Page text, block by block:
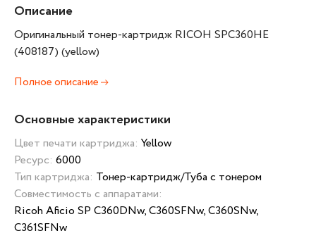
Описание
Оригинальный тонер-картридж RICOH SPC360HE
(408187) (yellow)
Полное описание
Основные характеристики
Цвет печати картриджа: Yellow
Ресурс: 6000
Тип картриджа: Тонер-картридж/Туба с тонером
Совместимость с аппаратами:
Ricoh Aficio SP C360DNw, C360SFNw, C360SNw,
C361SFNw